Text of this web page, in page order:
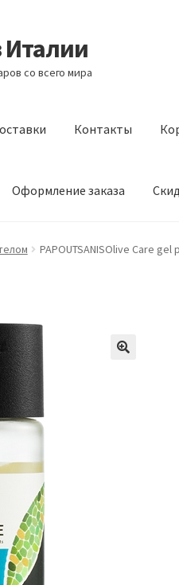
Италии
со всего мира
Контакты
Оформление заказа
Контакты Корзина Магазин
PAPOUTSANISOlive Care